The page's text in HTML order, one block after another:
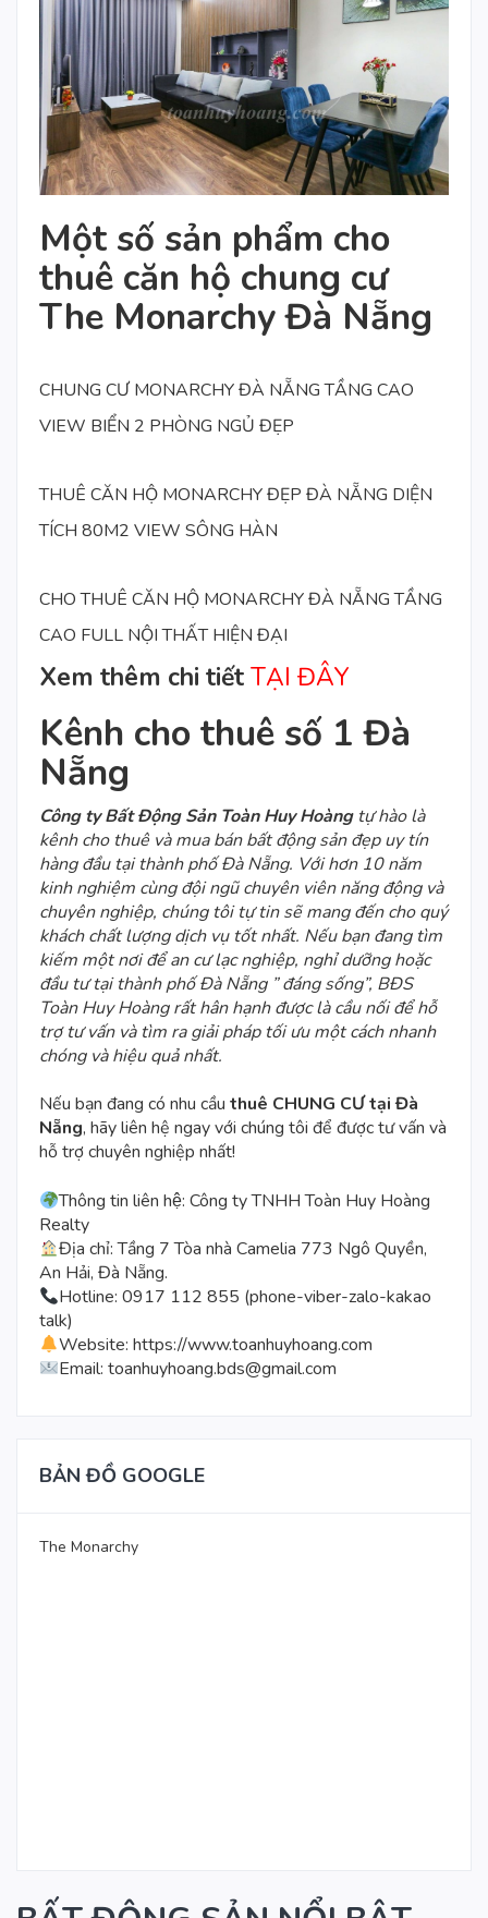
Một số sản phẩm cho
thuê căn hộ chung cư
The Monarchy Đà Nẵng
CHUNG CƯ MONARCHY ĐÀ NẴNG TẦNG CAO
VIEW BIỂN 2 PHÒNG NGỦ ĐẸP
THUÊ CĂN HỘ MONARCHY ĐẸP ĐÀ NẴNG DIỆN
TÍCH 80M2 VIEW SÔNG HÀN
CHO THUÊ CĂN HỘ MONARCHY ĐÀ NẴNG TẦNG
CAO FULL NỘI THẤT HIỆN ĐẠI
Xem thêm chi tiếtTẠI ĐÂY
Kênh cho thuê số 1 Đà
Nẵng
Công ty Bất Động Sản Toàn Huy Hoàngtự hào là
kênh cho thuê và mua bán bất động sản đẹp uy tín
hàng đầu tại thành phố Đà Nẵng. Với hơn 10 năm
kinh nghiệm cùng đội ngũ chuyên viên năng động và
chuyên nghiệp, chúng tôi tự tin sẽ mang đến cho quý
khách chất lượng dịch vụ tốt nhất. Nếu bạn đang tìm
kiếm một nơi để an cư lạc nghiệp, nghỉ dưỡng hoặc
đầu tư tại thành phố Đà Nẵng ” đáng sống”, BĐS
Toàn Huy Hoàng rất hân hạnh được là cầu nối để hỗ
trợ tư vấn và tìm ra giải pháp tối ưu một cách nhanh
chóng và hiệu quả nhất.
Nếu bạn đang có nhu cầu thuê CHUNG CƯ tại Đà
Nẵng, hãy liên hệ ngay với chúng tôi để được tư vấn và
hỗ trợ chuyên nghiệp nhất!
Thông tin liên hệ: Công ty TNHH Toàn Huy Hoàng
Realty
Địa chỉ: Tầng 7 Tòa nhà Camelia 773 Ngô Quyền,
An Hải, Đà Nẵng.
Hotline: 0917 112 855 (phone-viber-zalo-kakao
talk)
Website:https://www.toanhuyhoang.com
Email: toanhuyhoang.bds@gmail.com
BẢN ĐỒ GOOGLE
The Monarchy